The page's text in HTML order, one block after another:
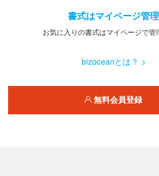
書式はマイページ管理
お気に入りの書式はマイページで管
bizoceanとは？ >
無料会員登録